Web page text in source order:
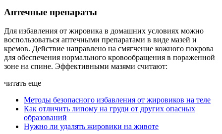
Аптечные препараты
Для избавления от жировика в домашних условиях можно
воспользоваться аптечными препаратами в виде мазей и
кремов. Действие направлено на смягчение кожного покрова
для обеспечения нормального кровообращения в пораженной
зоне на спине. Эффективными мазями считают:
читать еще
Методы безопасного избавления от жировиков на теле
Как отличить липому на груди от других опасных
образований
Нужно ли удалять жировики на животе